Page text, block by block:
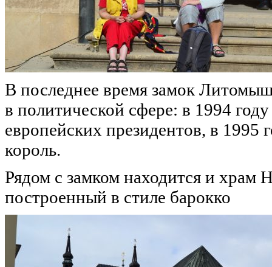
В последнее время замок
в политической сфере: в 1994
европейских президентов, в 1995
король.
Рядом с замком находится и храм
построенный в стиле барокко